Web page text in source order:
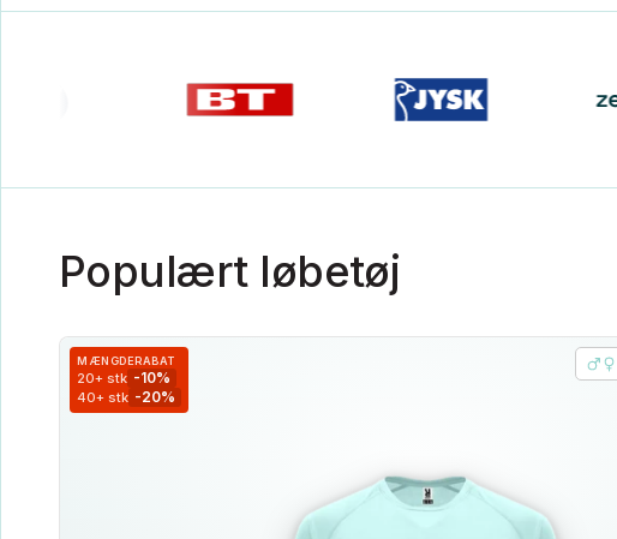
Populært løbetøj
MÆNGDERABAT
20+ stk -10%
40+ stk -20%